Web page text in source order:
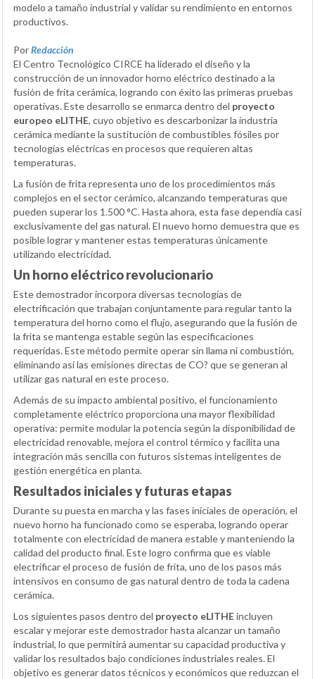
modelo a tamaño industrial y validar su rendimiento en entornos
productivos.
PorRedacción
El Centro Tecnológico CIRCE ha liderado el diseño y la
construcción de un innovador horno eléctrico destinado a la
fusión de frita cerámica, logrando con éxito las primeras pruebas
operativas. Este desarrollo se enmarca dentro del proyecto
europeo eLITHE, cuyo objetivo es descarbonizar la industria
cerámica mediante la sustitución de combustibles fósiles por
tecnologías eléctricas en procesos que requieren altas
temperaturas.
La fusión de frita representa uno de los procedimientos más
complejos en el sector cerámico, alcanzando temperaturas que
pueden superar los 1.500 °C. Hasta ahora, esta fase dependía casi
exclusivamente del gas natural. El nuevo horno demuestra que es
posible lograr y mantener estas temperaturas únicamente
utilizando electricidad.
Un horno eléctrico revolucionario
Este demostrador incorpora diversas tecnologías de
electrificación que trabajan conjuntamente para regular tanto la
temperatura del horno como el flujo, asegurando que la fusión de
la frita se mantenga estable según las especificaciones
requeridas. Este método permite operar sin llama ni combustión,
eliminando así las emisiones directas de CO? que se generan al
utilizar gas natural en este proceso.
Además de su impacto ambiental positivo, el funcionamiento
completamente eléctrico proporciona una mayor flexibilidad
operativa: permite modular la potencia según la disponibilidad de
electricidad renovable, mejora el control térmico y facilita una
integración más sencilla con futuros sistemas inteligentes de
gestión energética en planta.
Resultados iniciales y futuras etapas
Durante su puesta en marcha y las fases iniciales de operación, el
nuevo horno ha funcionado como se esperaba, logrando operar
totalmente con electricidad de manera estable y manteniendo la
calidad del producto final. Este logro confirma que es viable
electrificar el proceso de fusión de frita, uno de los pasos más
intensivos en consumo de gas natural dentro de toda la cadena
cerámica.
Los siguientes pasos dentro del proyecto eLITHEincluyen
escalar y mejorar este demostrador hasta alcanzar un tamaño
industrial, lo que permitirá aumentar su capacidad productiva y
validar los resultados bajo condiciones industriales reales. El
objetivo es generar datos técnicos y económicos que reduzcan el